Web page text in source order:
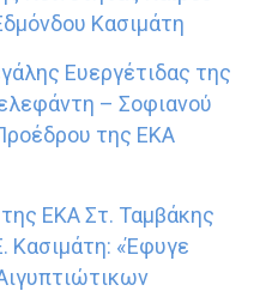
Κασιμάτη
Ευεργέτιδας της
– Σοφιανού
της ΕΚΑ
ΕΚΑ Στ. Ταμβάκης
Κασιμάτη: «Έφυγε